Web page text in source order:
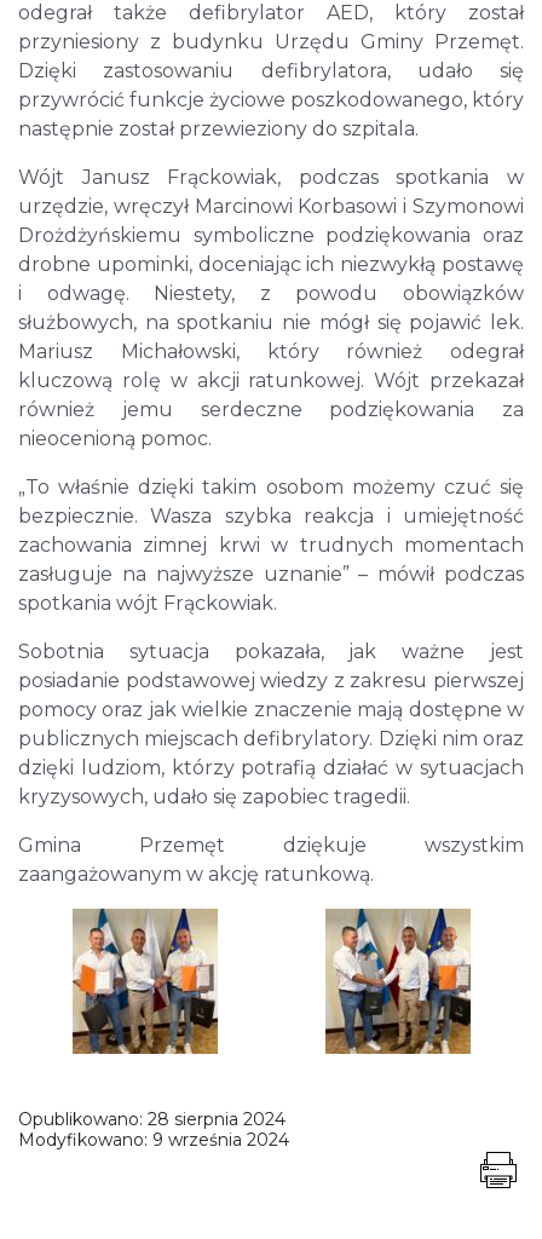
odegrał także defibrylator AED, który został
przyniesiony z budynku Urzędu Gminy Przemęt.
Dzięki zastosowaniu defibrylatora, udało się
przywrócić funkcje życiowe poszkodowanego, który
następnie został przewieziony do szpitala.
Wójt Janusz Frąckowiak, podczas spotkania w
urzędzie, wręczył Marcinowi Korbasowi i Szymonowi
Drożdżyńskiemu symboliczne podziękowania oraz
drobne upominki, doceniając ich niezwykłą postawę
i odwagę. Niestety, z powodu obowiązków
służbowych, na spotkaniu nie mógł się pojawić lek.
Mariusz Michałowski, który również odegrał
kluczową rolę w akcji ratunkowej. Wójt przekazał
również jemu serdeczne podziękowania za
nieocenioną pomoc.
„To właśnie dzięki takim osobom możemy czuć się
bezpiecznie. Wasza szybka reakcja i umiejętność
zachowania zimnej krwi w trudnych momentach
zasługuje na najwyższe uznanie” – mówił podczas
spotkania wójt Frąckowiak.
Sobotnia sytuacja pokazała, jak ważne jest
posiadanie podstawowej wiedzy z zakresu pierwszej
pomocy oraz jak wielkie znaczenie mają dostępne w
publicznych miejscach defibrylatory. Dzięki nim oraz
dzięki ludziom, którzy potrafią działać w sytuacjach
kryzysowych, udało się zapobiec tragedii.
Gmina Przemęt dziękuje wszystkim
zaangażowanym w akcję ratunkową.
Opublikowano: 28 sierpnia 2024
Modyfikowano: 9 września 2024